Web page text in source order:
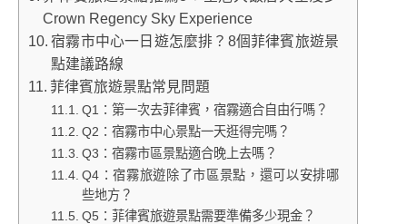
Crown Regency Sky Experience
宿霧市中心一日遊怎麼排？8個菲律賓旅遊景
點建議路線
菲律賓旅遊景點常見問題
Q1：第一次去菲律賓，宿霧適合自由行嗎？
Q2：宿霧市中心景點一天逛得完嗎？
Q3：宿霧市區景點適合晚上去嗎？
Q4：宿霧旅遊除了市區景點，還可以安排哪
些地方？
Q5：菲律賓旅遊景點需要準備多少現金？